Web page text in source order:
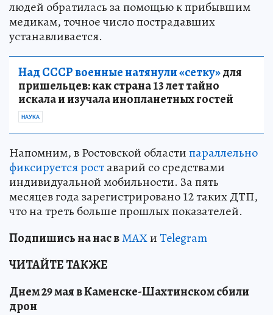
людей обратилась за помощью к прибывшим
медикам, точное число пострадавших
устанавливается.
Над СССР военные натянули «сетку»для
пришельцев: как страна 13 лет тайно
искала и изучала инопланетных гостей
НАУКА
Напомним, в Ростовской областипараллельно
фиксируется роставарий со средствами
индивидуальной мобильности. За пять
месяцев года зарегистрировано 12 таких ДТП,
что на треть больше прошлых показателей.
Подпишись на нас вМАХиTelegram
ЧИТАЙТЕ ТАКЖЕ
Днем 29 мая в Каменске-Шахтинском сбили
дрон